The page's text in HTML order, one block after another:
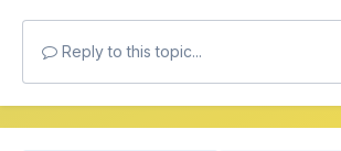
Reply to this topic...